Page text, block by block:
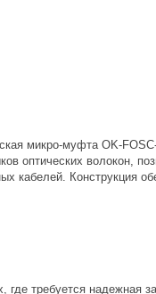
микро-муфта OK-
оптических волокон,
кабелей. Конструкция
где требуется надежная